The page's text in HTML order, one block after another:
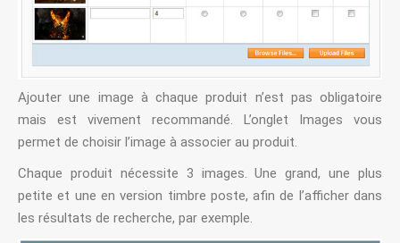
Ajouter une image à chaque produit n’est pas obligatoire
mais est vivement recommandé. L’onglet Images vous
permet de choisir l’image à associer au produit.
Chaque produit nécessite 3 images. Une grand, une plus
petite et une en version timbre poste, afin de l’afficher dans
les résultats de recherche, par exemple.